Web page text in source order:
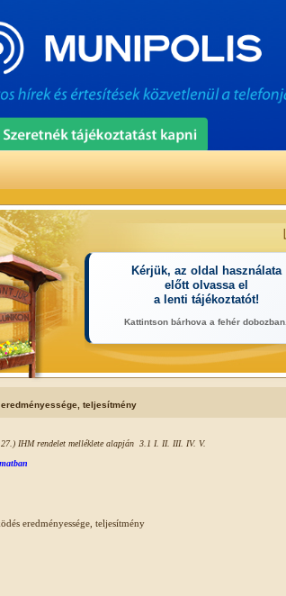
Kérjük, az oldal használata
előtt olvassa el
a lenti tájékoztatót!
Kattintson bárhova a fehér dobozban.
teljesítmény
IHM rendelet melléklete alapján 3.1 I. II. III. IV. V.
eredményessége, teljesítmény